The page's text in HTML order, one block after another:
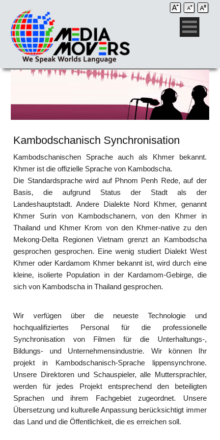
Kambodschanisch Synchronisation
Kambodschanischen Sprache auch als Khmer bekannt.
Khmer ist die offizielle Sprache von Kambodscha.
Die Standardsprache wird auf Phnom Penh Rede, auf der
Basis, die aufgrund Status der Stadt als der
Landeshauptstadt. Andere Dialekte Nord Khmer, genannt
Khmer Surin von Kambodschanern, von den Khmer in
Thailand und Khmer Krom von den Khmer-native zu den
Mekong-Delta Regionen Vietnam grenzt an Kambodscha
gesprochen gesprochen. Eine wenig studiert Dialekt West
Khmer oder Kardamom Khmer bekannt ist, wird durch eine
kleine, isolierte Population in der Kardamom-Gebirge, die
sich von Kambodscha in Thailand gesprochen.
Wir verfügen über die neueste Technologie und
hochqualifiziertes Personal für die professionelle
Synchronisation von Filmen für die Unterhaltungs-,
Bildungs- und Unternehmensindustrie. Wir können Ihr
projekt in Kambodschanisch-Sprache lippensynchrone.
Unsere Direktoren und Schauspieler, alle Muttersprachler,
werden für jedes Projekt entsprechend den beteiligten
Sprachen und ihrem Fachgebiet zugeordnet. Unsere
Übersetzung und kulturelle Anpassung berücksichtigt immer
das Land und die Öffentlichkeit, die es erreichen soll.